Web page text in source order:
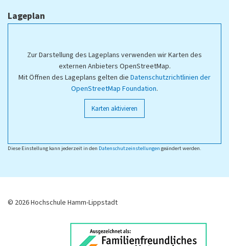
Lageplan
Zur Darstellung des Lageplans verwenden wir Karten des
externen Anbieters OpenStreetMap.
Mit Öffnen des Lageplans gelten die Datenschutzrichtlinien der
OpenStreetMap Foundation.
Karten aktivieren
Diese Einstellung kann jederzeit in den Datenschutzeinstellungen geändert werden.
© 2026 Hochschule Hamm-Lippstadt